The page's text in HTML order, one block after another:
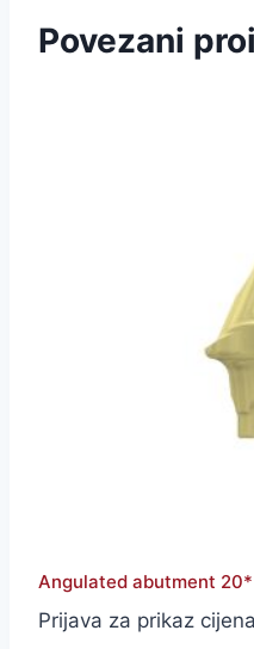
Povezani
Angulated abutment
Prijava za prikaz cijena